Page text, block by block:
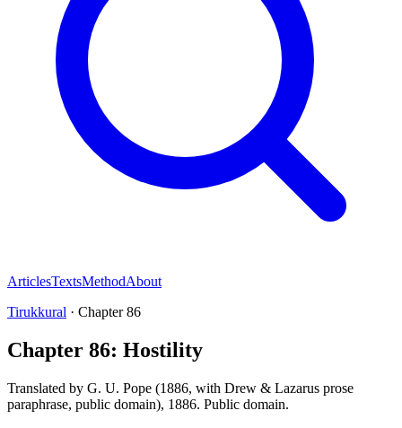
ArticlesTextsMethodAbout
Tirukkural · Chapter86
Chapter 86: Hostility
Translated by G. U. Pope (1886, with Drew & Lazarus prose
paraphrase, public domain), 1886. Public domain.